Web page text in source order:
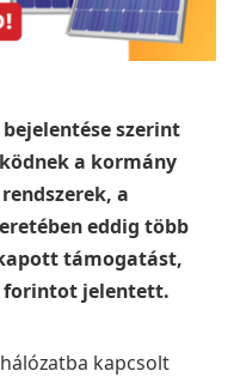
szerint
a kormány
a
eddig több
támogatást,
forintot jelentett.
kapcsolt